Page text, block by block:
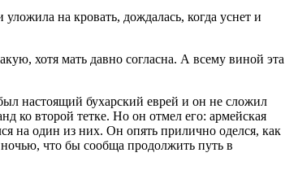
на кровать, дождалась, когда уснет и
хотя мать давно согласна. А всему виной эта
настоящий бухарский еврей и он не сложил
ко второй тетке. Но он отмел его: армейская
на один из них. Он опять прилично оделся, как
ночью, что бы сообща продолжить путь в